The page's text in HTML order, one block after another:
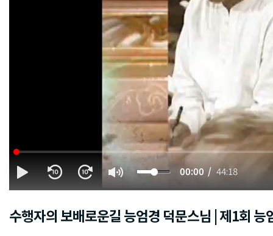
00:00 44:18
수행자의 보배로운길 능엄경 덕문스님 | 제1회 능